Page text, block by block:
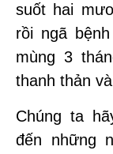
suốt hai
rồi ngã
mùng 3
thanh thản
Chúng ta
đến những